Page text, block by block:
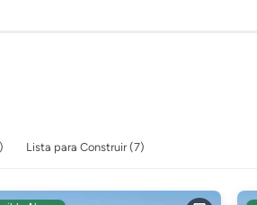
Lista para Construir (7)